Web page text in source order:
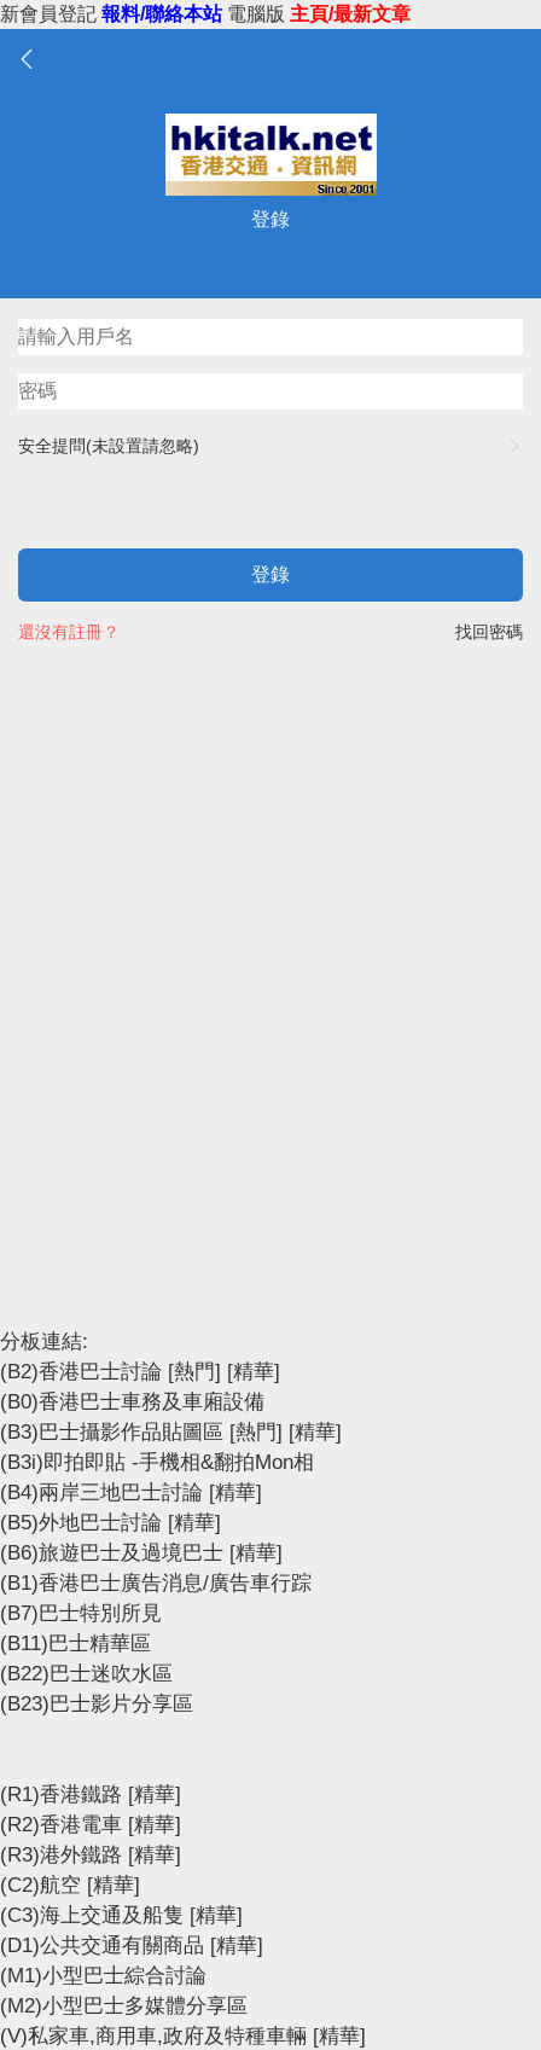
新會員登記 報料/聯絡本站 電腦版 主頁/最新文章
登錄
安全提問(未設置請忽略)
登錄
找回密碼
還沒有註冊？
分板連結:
(B2)香港巴士討論 [熱門] [精華]
(B0)香港巴士車務及車廂設備
(B3)巴士攝影作品貼圖區 [熱門] [精華]
(B3i)即拍即貼 -手機相&翻拍Mon相
(B4)兩岸三地巴士討論 [精華]
(B5)外地巴士討論 [精華]
(B6)旅遊巴士及過境巴士 [精華]
(B1)香港巴士廣告消息/廣告車行踪
(B7)巴士特別所見
(B11)巴士精華區
(B22)巴士迷吹水區
(B23)巴士影片分享區
(R1)香港鐵路 [精華]
(R2)香港電車 [精華]
(R3)港外鐵路 [精華]
(C2)航空 [精華]
(C3)海上交通及船隻 [精華]
(D1)公共交通有關商品 [精華]
(M1)小型巴士綜合討論
(M2)小型巴士多媒體分享區
(V)私家車,商用車,政府及特種車輛 [精華]